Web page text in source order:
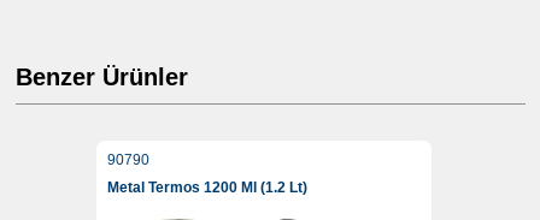
Benzer Ürünler
90790
Metal Termos 1200 Ml (1.2 Lt)